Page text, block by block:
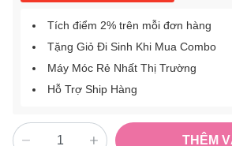
Tích điểm 2% trên mỗi đơn hàng
Tặng Giỏ Đi Sinh Khi Mua Combo
Máy Móc Rẻ Nhất Thị Trường
Hỗ Trợ Ship Hàng
THÊM